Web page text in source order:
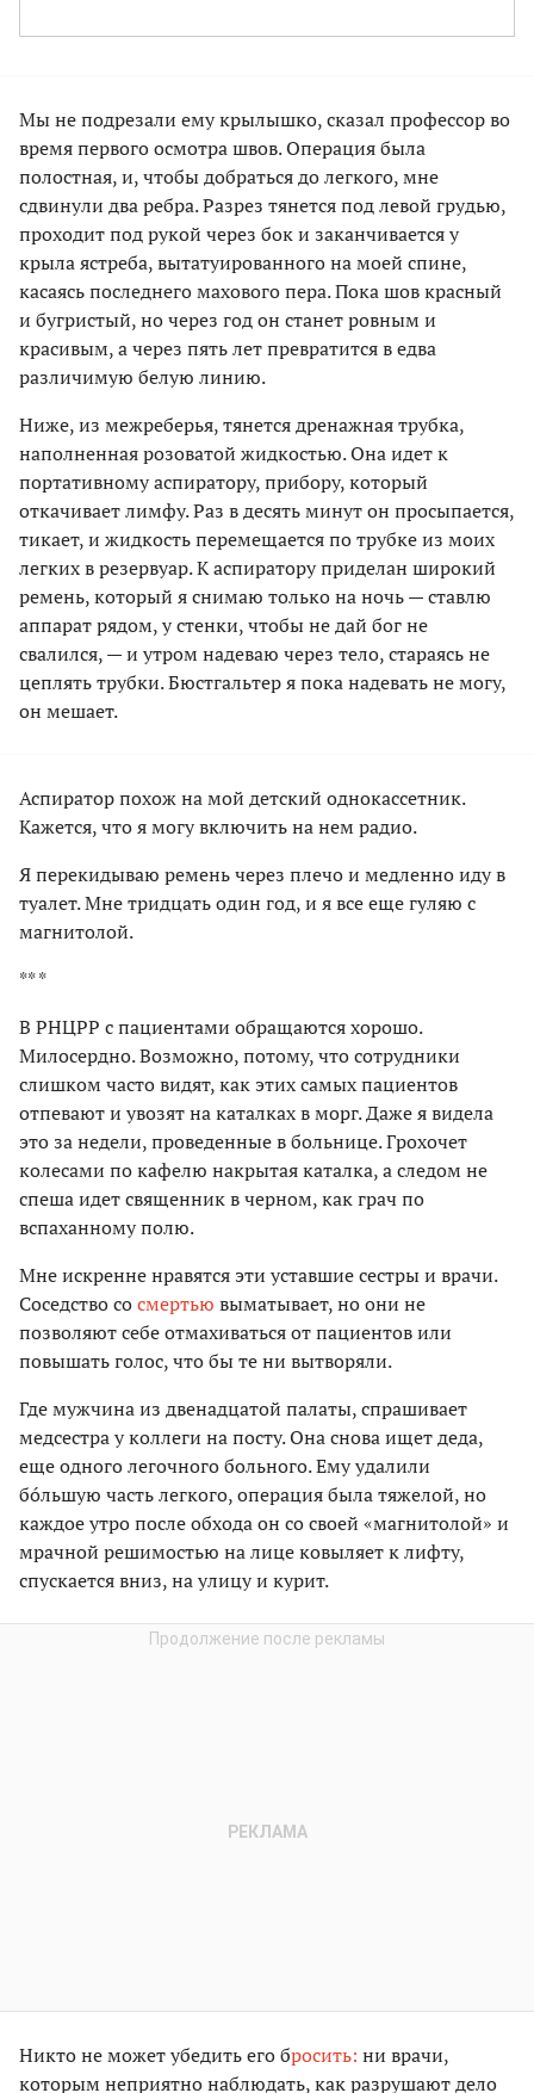
Мы не подрезали ему крылышко, сказал профессор во
время первого осмотра швов. Операция была
полостная, и, чтобы добраться до легкого, мне
сдвинули два ребра. Разрез тянется под левой грудью,
проходит под рукой через бок и заканчивается у
крыла ястреба, вытатуированного на моей спине,
касаясь последнего махового пера. Пока шов красный
и бугристый, но через год он станет ровным и
красивым, а через пять лет превратится в едва
различимую белую линию.
Ниже, из межреберья, тянется дренажная трубка,
наполненная розоватой жидкостью. Она идет к
портативному аспиратору, прибору, который
откачивает лимфу. Раз в десять минут он просыпается,
тикает, и жидкость перемещается по трубке из моих
легких в резервуар. К аспиратору приделан широкий
ремень, который я снимаю только на ночь — ставлю
аппарат рядом, у стенки, чтобы не дай бог не
свалился, — и утром надеваю через тело, стараясь не
цеплять трубки. Бюстгальтер я пока надевать не могу,
он мешает.
Аспиратор похож на мой детский однокассетник.
Кажется, что я могу включить на нем радио.
Я перекидываю ремень через плечо и медленно иду в
туалет. Мне тридцать один год, и я все еще гуляю с
магнитолой.
** *
В РНЦРР с пациентами обращаются хорошо.
Милосердно. Возможно, потому, что сотрудники
слишком часто видят, как этих самых пациентов
отпевают и увозят на каталках в морг. Даже я видела
это за недели, проведенные в больнице. Грохочет
колесами по кафелю накрытая каталка, а следом не
спеша идет священник в черном, как грач по
вспаханному полю.
Мне искренне нравятся эти уставшие сестры и врачи.
Соседство сосмертью выматывает, но они не
позволяют себе отмахиваться от пациентов или
повышать голос, что бы те ни вытворяли.
Где мужчина из двенадцатой палаты, спрашивает
медсестра у коллеги на посту. Она снова ищет деда,
еще одного легочного больного. Ему удалили
бóльшую часть легкого, операция была тяжелой, но
каждое утро после обхода он со своей «магнитолой» и
мрачной решимостью на лице ковыляет к лифту,
спускается вниз, на улицу и курит.
Никто не может убедить его бросить: ни врачи,
которым неприятно наблюдать, как разрушают дело